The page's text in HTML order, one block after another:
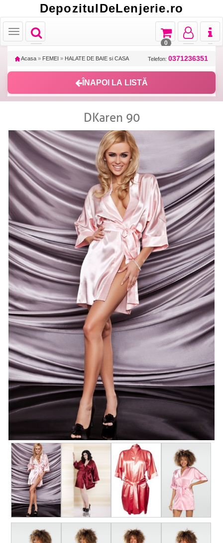
DepozitulDeLenjerie.ro
Toggle
navigation
Toggle
Toggle
navigation
Toggle
navigation
Toggle
navigation
0
Acasa » FEMEI » HALATE DE BAIE si CASA Telefon: 0371236351
ÎNAPOI LA LISTĂ
DKaren 90